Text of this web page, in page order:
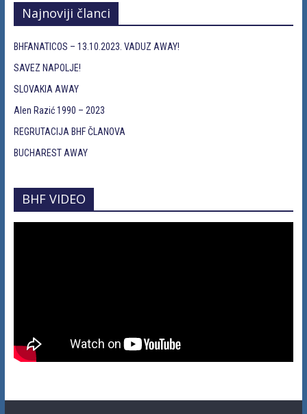
Najnoviji članci
BHFANATICOS – 13.10.2023. VADUZ AWAY!
SAVEZ NAPOLJE!
SLOVAKIA AWAY
Alen Razić 1990 – 2023
REGRUTACIJA BHF ČLANOVA
BUCHAREST AWAY
BHF VIDEO